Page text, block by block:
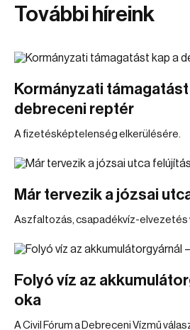
További híreink
Kormányzati támagatást
debreceni reptér
A fizetésképtelenség elkerülésére.
Már tervezik a józsai
Aszfaltozás, csapadékvíz-elvezetés
Folyó víz az
oka
A Civil Fórum a Debreceni Vízmű